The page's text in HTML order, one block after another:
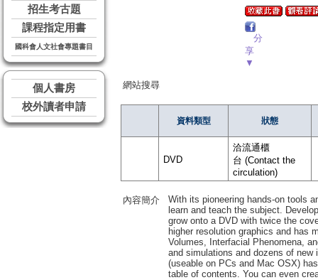
招生考古題
課程指定用書
國科會人文社會專題書目
個人書房
校外讀者申請
分
享
▼
網站搜尋
資料類型 狀態
DVD
洽流通櫃
台 (Contact the
circulation)
內容簡介
With its pioneering hands-on tools
learn and teach the subject.
grow onto a DVD with twice the
higher resolution graphics and has
Volumes, Interfacial Phenomena,
and simulations and dozens of
(useable on PCs and Mac OSX)
table of contents. You can even